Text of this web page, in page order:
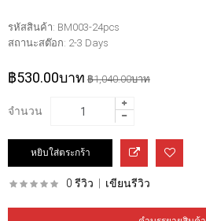
รหัสสินค้า: BM003-24pcs
สถานะสต๊อก: 2-3 Days
฿530.00บาท ฿1,040.00บาท
จำนวน
0 รีวิว เขียนรีวิว